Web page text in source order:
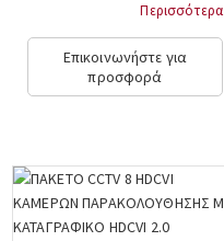
Περισσότερα
Επικοινωνήστε για
προσφορά